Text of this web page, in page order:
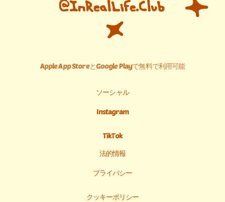
Apple App StoreとGoogle Playで無料で利用可能
ソーシャル
Instagram
TikTok
法的情報
プライバシー
クッキーポリシー